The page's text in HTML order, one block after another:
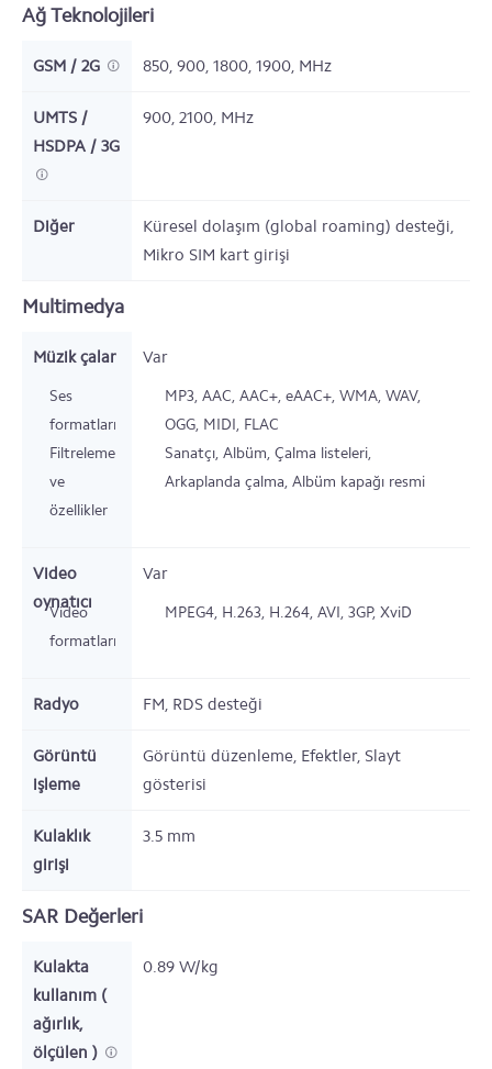
Ağ Teknolojileri
GSM / 2G 850, 900, 1800, 1900, MHz
UMTS /
HSDPA / 3G
900, 2100, MHz
Diğer
Küresel dolaşım (global roaming) desteği,
Mikro SIM kart girişi
Multimedya
Müzik çalar Var
Ses
formatları
MP3, AAC, AAC+, eAAC+, WMA, WAV,
OGG, MIDI, FLAC
Filtreleme
ve
özellikler
Sanatçı, Albüm, Çalma listeleri,
Arkaplanda çalma, Albüm kapağı resmi
Video
oynatıcı
Var
Video
formatları
MPEG4, H.263, H.264, AVI, 3GP, XviD
Radyo FM, RDS desteği
Görüntü
işleme
Görüntü düzenleme, Efektler, Slayt
gösterisi
Kulaklık
girişi
3.5 mm
SAR Değerleri
Kulakta
kullanım (
ağırlık,
ölçülen )
0.89 W/kg